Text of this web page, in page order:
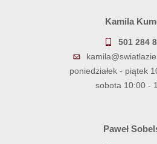
Kamila
501 284
poniedziałek - piątek
sobota 10:00 -
Paweł